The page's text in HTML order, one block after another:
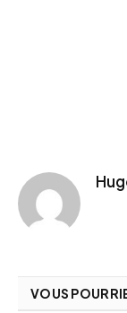
VOUS